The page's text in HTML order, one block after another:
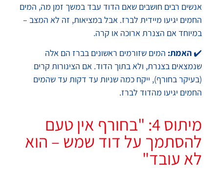
אנשים רבים חושבים שאם הדוד עבד במשך זמן מה, המים
החמים יגיעו מיידית לברז. אבל במציאות, זה לא המצב –
במיוחד אם הצנרת ארוכה או קרה.
✔️ האמת: המים שזורמים ראשונים בברז הם אלה
שנמצאים בצנרת, ולא בתוך הדוד. אם הצינורות קרים
(בעיקר בחורף), ייקח כמה שניות עד דקות עד שהמים
החמים יגיעו מהדוד לברז.
מיתוס 4: "בחורף אין טעם
להסתמך על דוד שמש – הוא
לא עובד"